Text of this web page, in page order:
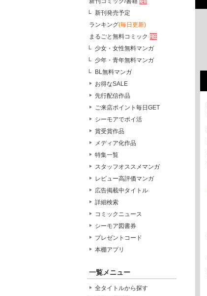
新刊発売予定
ランキング(毎日更新)
まるごと無料コミック
少女・女性無料マンガ
少年・青年無料マンガ
BL無料マンガ
お得なSALE
先行配信作品
ご来店ポイント毎日GET
シーモアでポイ活
賞受賞作品
メディア化作品
特集一覧
スタッフオススメマンガ
レビュー高評価マンガ
広告掲載中タイトル
詳細検索
コミックニュース
シーモア図書券
プレゼントコード
本棚アプリ
一覧メニュー
全タイトルから探す